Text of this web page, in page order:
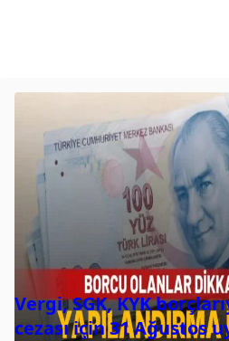
Vergi, SGK, KYK
cezası için 31 Ağustos